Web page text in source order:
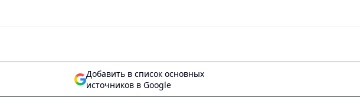
Добавить в список основных
источников в Google